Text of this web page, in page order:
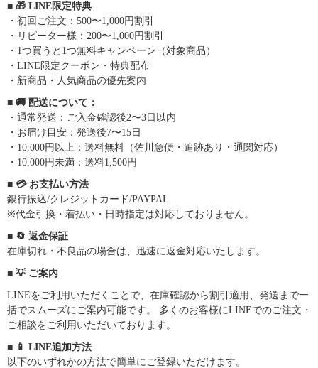
■ 🎁 LINE限定特典
・初回ご注文：500〜1,000円割引
・リピーター様：200〜1,000円割引
・1つ買うと1つ無料キャンペーン（対象商品）
・LINE限定クーポン・特典配布
・新商品・人気商品の優先案内
■ 🚚 配送について：
・通常発送：ご入金確認後2〜3日以内
・お届け目安：発送後7〜15日
・10,000円以上：送料無料（佐川急便・追跡あり・通関対応）
・10,000円未満：送料1,500円
■ 💳 お支払い方法
銀行振込/クレジットカード/PAYPAL
※代金引換・着払い・日時指定は対応しておりません。
■ 🔄 返金保証
在庫切れ・不良品の場合は、迅速に返金対応いたします。
■ 💡 ご案内
LINEをご利用いただくことで、在庫確認から割引適用、発送まで一
括でスムーズにご案内可能です。 多くのお客様にLINEでのご注文・
ご相談をご利用いただいております。
■ 📱 LINE追加方法
以下のいずれかの方法で簡単にご登録いただけます。